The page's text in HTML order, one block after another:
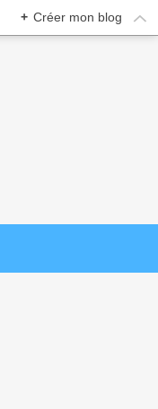
+ Créer mon blog